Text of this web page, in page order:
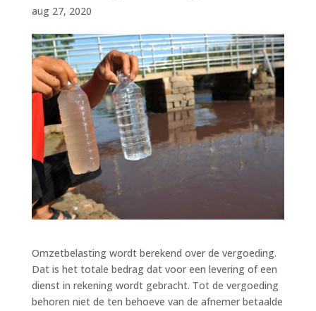
aug 27, 2020
Omzetbelasting wordt berekend over de vergoeding.
Dat is het totale bedrag dat voor een levering of een
dienst in rekening wordt gebracht. Tot de vergoeding
behoren niet de ten behoeve van de afnemer betaalde